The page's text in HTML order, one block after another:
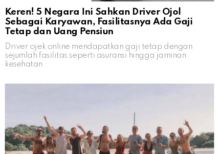
Keren! 5 Negara Ini Sahkan Driver Ojol
Sebagai Karyawan, Fasilitasnya Ada Gaji
Tetap dan Uang Pensiun
Driver ojek online mendapatkan gaji tetap dengan
sejumlah fasilitas seperti asuransi hingga jaminan
kesehatan